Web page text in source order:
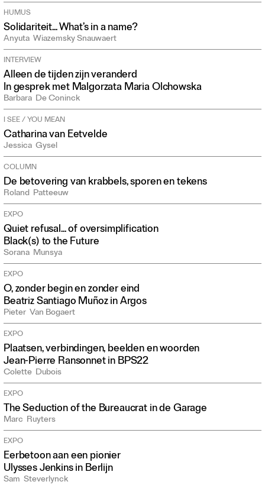
HUMUS
Solidariteit... What’s in a name?
Anyuta Wiazemsky Snauwaert
INTERVIEW
Alleen de tijden zijn veranderd
In gesprek met Malgorzata Maria Olchowska
Barbara De Coninck
I SEE / YOU MEAN
Catharina van Eetvelde
Jessica Gysel
COLUMN
De betovering van krabbels, sporen en tekens
Roland Patteeuw
EXPO
Quiet refusal... of oversimplification
Black(s) to the Future
Sorana Munsya
EXPO
O, zonder begin en zonder eind
Beatriz Santiago Muñoz in Argos
Pieter Van Bogaert
EXPO
Plaatsen, verbindingen, beelden en woorden
Jean-Pierre Ransonnet in BPS22
Colette Dubois
EXPO
The Seduction of the Bureaucrat in de Garage
Marc Ruyters
EXPO
Eerbetoon aan een pionier
Ulysses Jenkins in Berlijn
Sam Steverlynck